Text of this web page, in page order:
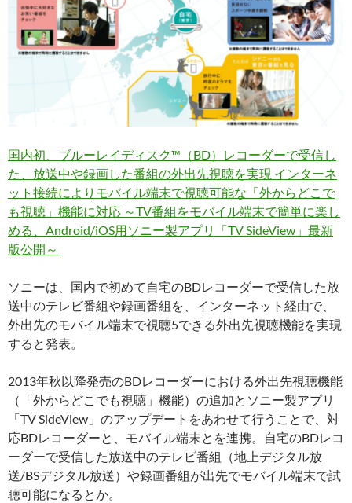
国内初、ブルーレイディスク™（BD）レコーダーで受信し
た、放送中や録画した番組の外出先視聴を実現 インターネ
ット接続によりモバイル端末で視聴可能な「外からどこで
も視聴」機能に対応 ～TV番組をモバイル端末で簡単に楽し
める、Android/iOS用ソニー製アプリ「TV SideView」最新
版公開～
ソニーは、国内で初めて自宅のBDレコーダーで受信した放
送中のテレビ番組や録画番組を、インターネット経由で、
外出先のモバイル端末で視聴5できる外出先視聴機能を実現
すると発表。
2013年秋以降発売のBDレコーダーにおける外出先視聴機能
（「外からどこでも視聴」機能）の追加とソニー製アプリ
「TV SideView」のアップデートをあわせて行うことで、対
応BDレコーダーと、モバイル端末とを連携。自宅のBDレコ
ーダーで受信した放送中のテレビ番組（地上デジタル放
送/BSデジタル放送）や録画番組が出先でモバイル端末で試
聴可能になるとか。